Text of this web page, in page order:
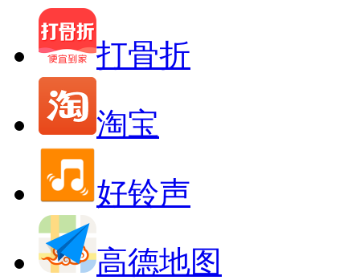
打骨折
淘宝
好铃声
高德地图